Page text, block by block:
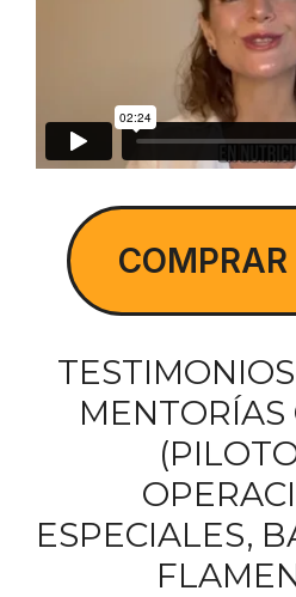
MENTORÍAS
ESPECIALES,